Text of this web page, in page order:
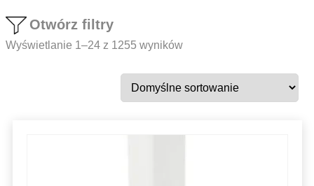
Otwórz filtry
Wyświetlanie 1–24 z 1255 wyników